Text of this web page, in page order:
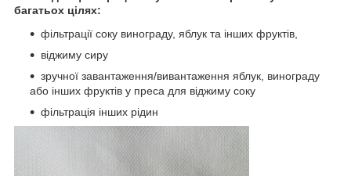
багатьох цілях:
фільтрації соку винограду, яблук та інших фруктів,
віджиму сиру
зручної завантаження/вивантаження яблук, винограду
або інших фруктів у преса для віджиму соку
фільтрація інших рідин